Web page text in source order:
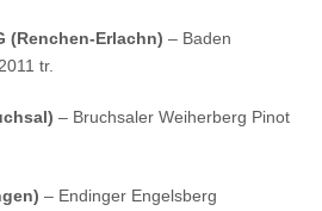
(Renchen-Erlachn) – Baden
tr.
– Bruchsaler Weiherberg Pinot
– Endinger Engelsberg